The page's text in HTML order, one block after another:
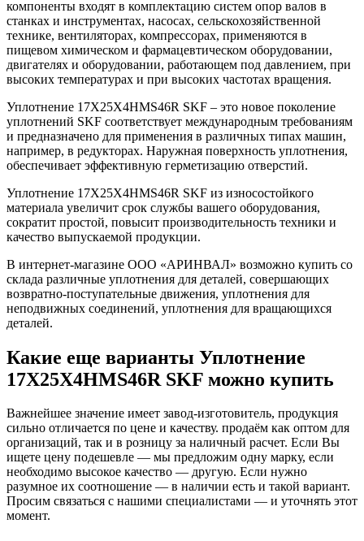
компоненты входят в комплектацию систем опор валов в
станках и инструментах, насосах, сельскохозяйственной
технике, вентиляторах, компрессорах, применяются в
пищевом химическом и фармацевтическом оборудовании,
двигателях и оборудовании, работающем под давлением, при
высоких температурах и при высоких частотах вращения.
Уплотнение 17X25X4HMS46R SKF – это новое поколение
уплотнений SKF соответствует международным требованиям
и предназначено для применения в различных типах машин,
например, в редукторах. Наружная поверхность уплотнения,
обеспечивает эффективную герметизацию отверстий.
Уплотнение 17X25X4HMS46R SKF из износостойкого
материала увеличит срок службы вашего оборудования,
сократит простой, повысит производительность техники и
качество выпускаемой продукции.
В интернет-магазине ООО «АРИНВАЛ» возможно купить со
склада различные уплотнения для деталей, совершающих
возвратно-поступательные движения, уплотнения для
неподвижных соединений, уплотнения для вращающихся
деталей.
Какие еще варианты Уплотнение
17X25X4HMS46R SKF можно купить
Важнейшее значение имеет завод-изготовитель, продукция
сильно отличается по цене и качеству. продаём как оптом для
организаций, так и в розницу за наличный расчет. Если Вы
ищете цену подешевле — мы предложим одну марку, если
необходимо высокое качество — другую. Если нужно
разумное их соотношение — в наличии есть и такой вариант.
Просим связаться с нашими специалистами — и уточнять этот
момент.